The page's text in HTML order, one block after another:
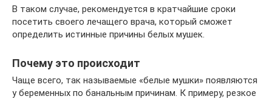
В таком случае, рекомендуется в кратчайшие сроки
посетить своего лечащего врача, который сможет
определить истинные причины белых мушек.
Почему это происходит
Чаще всего, так называемые «белые мушки» появляются
у беременных по банальным причинам. К примеру, резкое